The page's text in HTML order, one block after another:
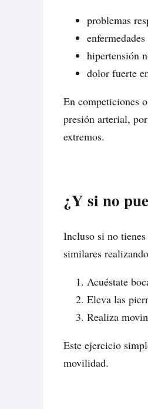
problemas
hipertensión
dolor fuerte
En competiciones
presión arterial,
extremos.
¿Y si no
Incluso si no
similares
Acuéstate
Eleva las
Realiza
Este ejercicio
movilidad.